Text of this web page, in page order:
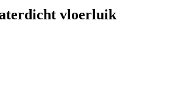
vloerluik